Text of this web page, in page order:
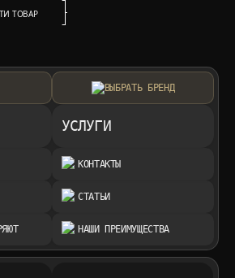
ТОВАР
ВЫБРАТЬ БРЕНД
УСЛУГИ
КОНТАКТЫ
СТАТЬИ
НАШИ ПРЕИМУЩЕСТВА